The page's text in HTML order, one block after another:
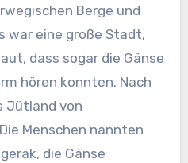
Berge und
war eine große Stadt,
dass sogar die Gänse
hören konnten. Nach
Jütland von
Menschen nannten
die Gänse